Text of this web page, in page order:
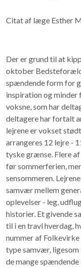
Citat af læge Esther
Der er grund til at
oktober
spændende form for
inspiration og minder
voksne, som har
deltagere har fortalt
lejrene er vokset
arrangeres 12 lejre -
tyske grænse. Flere
før sommerferien,
sensommeren.
samvær mellem
oplevelser - leg,
historier. Et givende
til i en travl hverdag,
nummer af
type samvær,
de mange